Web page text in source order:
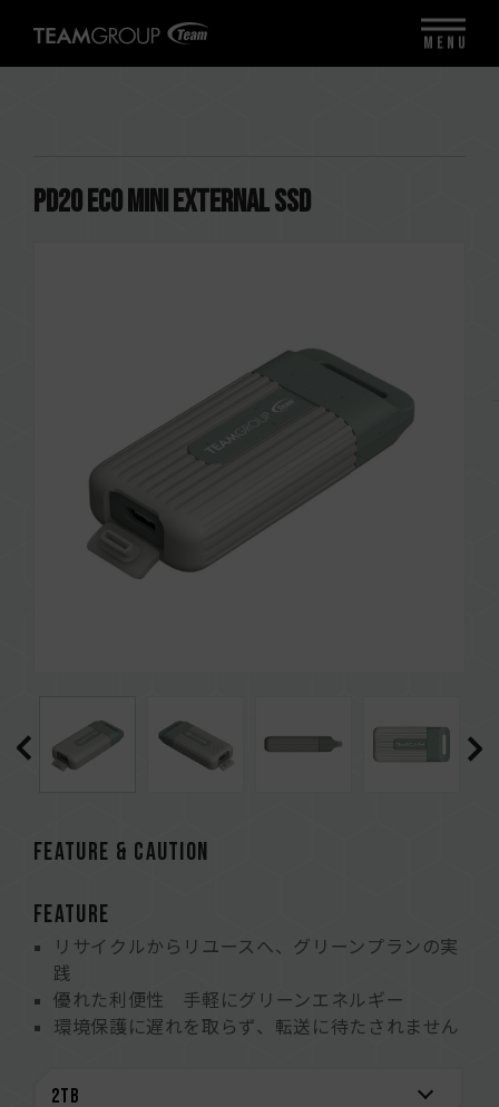
PD20 ECO Mini External SSD
FEATURE & CAUTION
FEATURE
リサイクルからリユースへ、グリーンプランの実
践
優れた利便性 手軽にグリーンエネルギー
環境保護に遅れを取らず、転送に待たされません
MENU